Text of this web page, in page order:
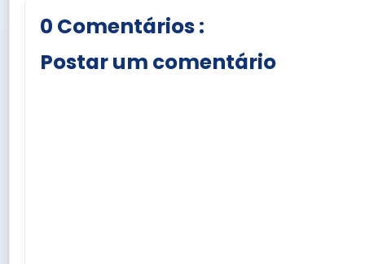
0 Comentários :
Postar um comentário